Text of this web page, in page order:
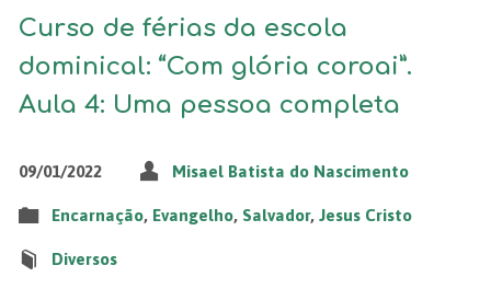
Curso de férias da escola
dominical: “Com glória coroai”.
Aula 4: Uma pessoa completa
09/01/2022 Misael Batista do Nascimento
Encarnação, Evangelho, Salvador, Jesus Cristo
Diversos